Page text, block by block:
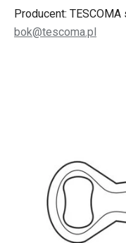
Producent:
bok@tescoma.pl